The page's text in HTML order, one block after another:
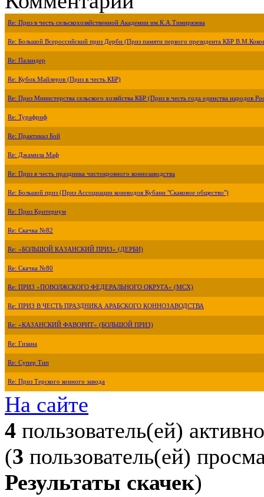
Re: Приз в честь сельскохозяйственной Академии им.К.А.Тимирязева
Re: Большой Всероссийский приз Дерби (Приз памяти первого президента КБР
Re: Паландер
Re: Кубок Майлеров (Приз в честь КБР)
Re: Приз Министерства сельского хозяйства КБР (Приз в честь года единства народов
Re: Турафриф
Re: Практикал Бой
Re: Джамила Маф
Re: Приз в честь праздника чистокровного коннозаводства
Re: Большой приз (Приз Ассоциации коневодов Кубани "Скаковое общество")
Re: Приз Критериум
Re: Скачка №82
Re: «БОЛЬШОЙ КАЗАНСКИЙ ПРИЗ» (ДЕРБИ)
Re: Скачка №80
Re: ПРИЗ «ПОВОЛЖСКОГО ФЕДЕРАЛЬНОГО ОКРУГА» (МСХ)
Re: ПРИЗ В ЧЕСТЬ ПРАЗДНИКА АРАБСКОГО КОННОЗАВОДСТВА
Re: «КАЗАНСКИЙ ФАВОРИТ» (БОЛЬШОЙ ПРИЗ)
Re: Гизана
Re: Супер Тип
Re: Приз Терского конного завода
На сайте
4 пользователь(ей) активно
(3 пользователь(ей)
Результаты скачек)